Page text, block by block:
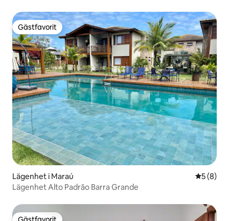
Gästfavorit
Gästfavorit
Lägenhet i Maraú 5 av 5 i
5 (8)
Lägenhet Alto Padrão Barra Grande